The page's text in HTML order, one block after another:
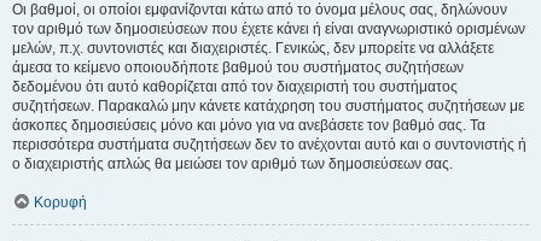
Οι βαθμοί, οι οποίοι εμφανίζονται κάτω από το όνομα μέλους σας, δηλώνουν
τον αριθμό των δημοσιεύσεων που έχετε κάνει ή είναι αναγνωριστικό ορισμένων
μελών, π.χ. συντονιστές και διαχειριστές. Γενικώς, δεν μπορείτε να αλλάξετε
άμεσα το κείμενο οποιουδήποτε βαθμού του συστήματος συζητήσεων
δεδομένου ότι αυτό καθορίζεται από τον διαχειριστή του συστήματος
συζητήσεων. Παρακαλώ μην κάνετε κατάχρηση του συστήματος συζητήσεων με
άσκοπες δημοσιεύσεις μόνο και μόνο για να ανεβάσετε τον βαθμό σας. Τα
περισσότερα συστήματα συζητήσεων δεν το ανέχονται αυτό και ο συντονιστής ή
ο διαχειριστής απλώς θα μειώσει τον αριθμό των δημοσιεύσεων σας.
Κορυφή